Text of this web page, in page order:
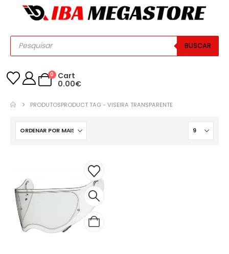
BUSCAR
0
Cart
0.00€
PRODUTOSPRODUCT TAG -VISEIRA TRANSPARENTE